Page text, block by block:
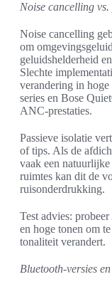
Noise cancelling
Noise cancelling
om
geluidshelderheid
Slechte
verandering in
series en Bose
ANC-prestaties.
Passieve isolatie
of tips. Als de
vaak een
ruimtes kan dit de
ruisonderdrukking.
Test advies:
en hoge tonen om
tonaliteit verandert.
Bluetooth-versies